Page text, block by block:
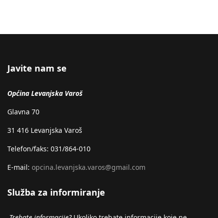
Javite nam se
Općina Levanjska Varoš
Glavna 70
31 416 Levanjska Varoš
Telefon/faks: 031/864-010
E-mail: opcina.levanjska.varos@gmail.com
Služba za informiranje